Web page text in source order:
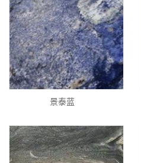
景泰蓝